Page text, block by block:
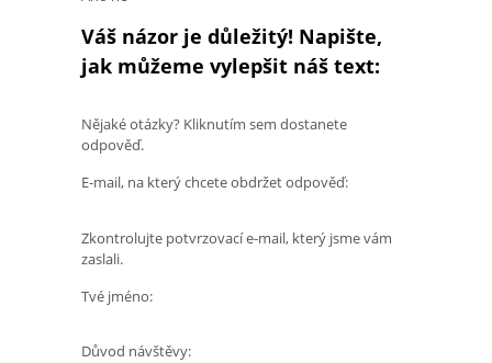
Váš názor je důležitý! Napište,
jak můžeme vylepšit náš text:
Nějaké otázky? Kliknutím sem dostanete
odpověď.
E-mail, na který chcete obdržet odpověď:
Zkontrolujte potvrzovací e-mail, který jsme vám
zaslali.
Tvé jméno:
Důvod návštěvy: